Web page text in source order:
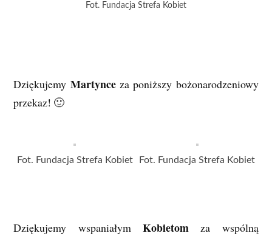
Fot. Fundacja Strefa Kobiet
Dziękujemy Martynceza poniższy bożonarodzeniowy
przekaz! 🙂
Fot. Fundacja Strefa Kobiet Fot. Fundacja Strefa Kobiet
Dziękujemy wspaniałym Kobietom za wspólną